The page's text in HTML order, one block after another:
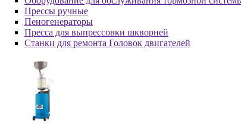
Пpeccы pучныe
Пеногенераторы
Пресса для выпрессовки шкворней
Станки для ремонта Головок двигателей